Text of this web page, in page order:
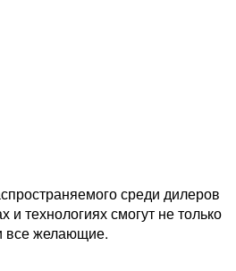
среди дилеров
технологиях смогут не только
все желающие.